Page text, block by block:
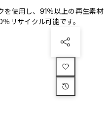
使用し、91％以上の再生素材
リサイクル可能です。